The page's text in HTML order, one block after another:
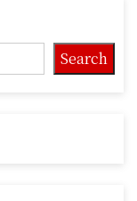
Search